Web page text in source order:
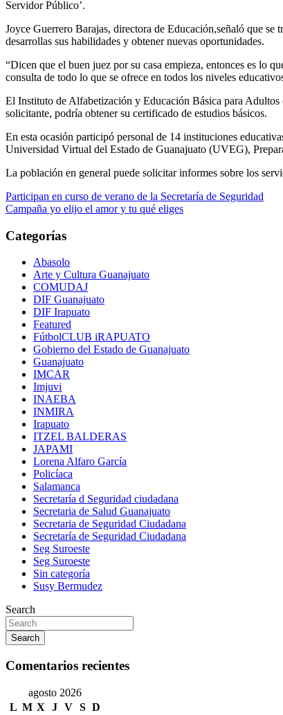
Servidor Público’.
Joyce Guerrero Barajas, directora de Educación,señaló que se
desarrollas sus habilidades y obtener nuevas oportunidades.
“Dicen que el buen juez por su casa empieza, entonces es lo
consulta de todo lo que se ofrece en todos los niveles
El Instituto de Alfabetización y Educación Básica para
solicitante, podría obtener su certificado de estudios básicos.
En esta ocasión participó personal de 14 instituciones
Universidad Virtual del Estado de Guanajuato (UVEG),
La población en general puede solicitar informes sobre los
Navegación
de
entradas
Participan en curso de verano de la Secretaría de Seguridad
Campaña yo elijo el amor y tu qué eliges
Categorías
Abasolo
Arte y Cultura Guanajuato
COMUDAJ
DIF Guanajuato
DIF Irapuato
Featured
FútbolCLUB iRAPUATO
Gobierno del Estado de Guanajuato
Guanajuato
IMCAR
Imjuvi
INAEBA
INMIRA
Irapuato
ITZEL BALDERAS
JAPAMI
Lorena Alfaro García
Policíaca
Salamanca
Secretaría d Seguridad ciudadana
Secretaria de Salud Guanajuato
Secretaria de Seguridad Ciudadana
Secretaría de Seguridad Ciudadana
Seg Suroeste
Seg Suroeste
Sin categoría
Susy Bermudez
Search
Search
Comentarios recientes
agosto 2026
L M X J V S D